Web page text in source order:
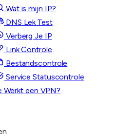
Wat is mijn IP?
DNS Lek Test
Verberg Je IP
Link Controle
Bestandscontrole
Service Statuscontrole
Werkt een VPN?